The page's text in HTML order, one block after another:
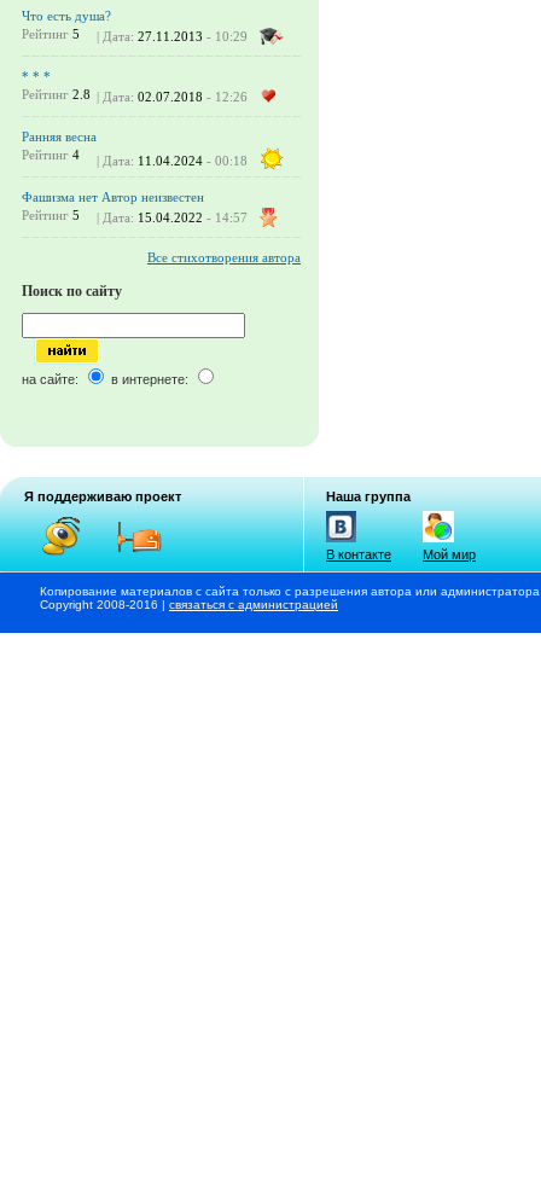
Что есть душа?
Рейтинг 5 | Дата: 27.11.2013 - 10:29
* * *
Рейтинг 2.8 | Дата: 02.07.2018 - 12:26
Ранняя весна
Рейтинг 4 | Дата: 11.04.2024 - 00:18
Фашизма нет Автор неизвестен
Рейтинг 5 | Дата: 15.04.2022 - 14:57
Все стихотворения автора
Поиск по сайту
на сайте: в интернете:
Я поддерживаю проект Наша группа
В контакте Мой мир
Копирование материалов с сайта только с разрешения автора или
Copyright 2008-2016 | связаться с администрацией